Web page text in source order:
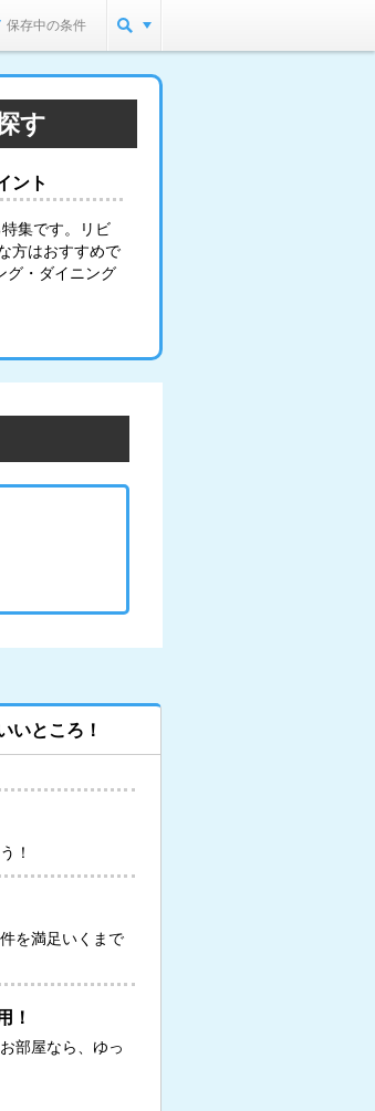
保存中の条件
す
ント
集です。リビ
方はおすすめで
グ・ダイニング
いところ！
！
を満足いくまで
！
部屋なら、ゆっ